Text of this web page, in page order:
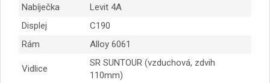
Nabíječka
Levit 4A
Displej
C190
Rám
Alloy 6061
Vidlice
SR SUNTOUR (vzduchová, zdvih
110mm)